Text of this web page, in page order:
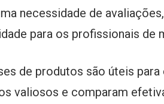
necessidade de
para os profissionais de
de produtos são úteis
valiosos e comparam